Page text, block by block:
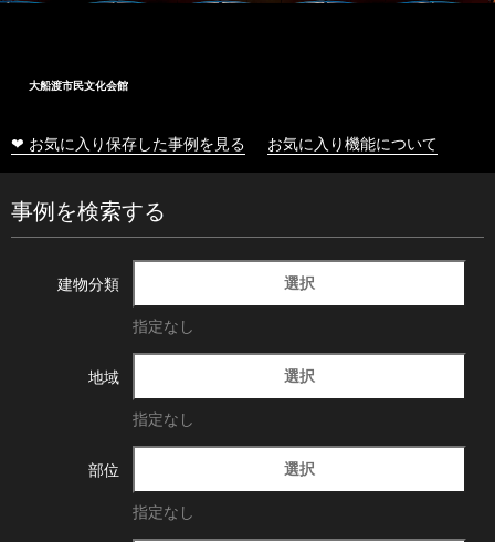
大船渡市民文化会館
❤ お気に入り保存した事例を見る お気に入り機能について
事例を検索する
建物分類 選択
指定なし
地域 選択
指定なし
部位 選択
指定なし